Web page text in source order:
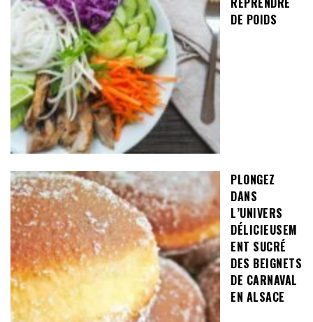
DE POIDS
PLONGEZ
DANS
L’UNIVERS
DÉLICIEUSEM
ENT SUCRÉ
DES BEIGNETS
DE CARNAVAL
EN ALSACE